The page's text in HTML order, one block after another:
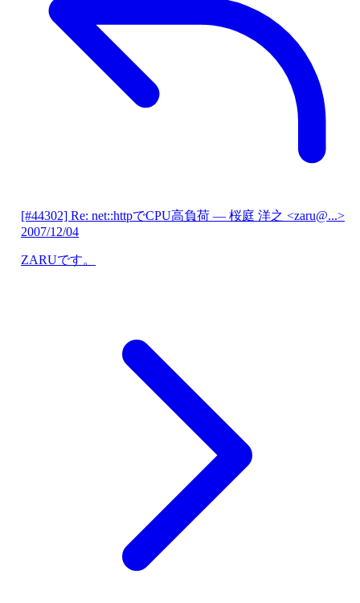
[#44302] Re: net::httpでCPU高負荷 — 桜庭 洋之 <zaru@...>
2007/12/04
ZARUです。